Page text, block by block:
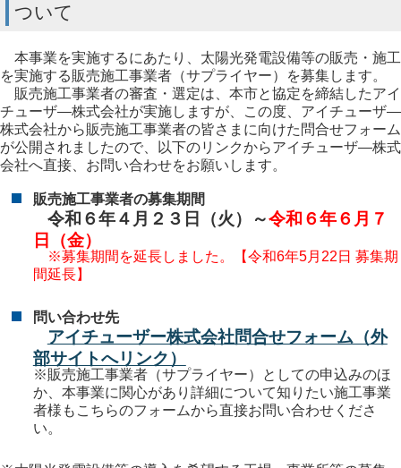
ついて
本事業を実施するにあたり、太陽光発電設備等の販売・施工
を実施する販売施工事業者（サプライヤー）を募集します。
販売施工事業者の審査・選定は、本市と協定を締結したアイ
チューザ―株式会社が実施しますが、この度、アイチューザ―
株式会社から販売施工事業者の皆さまに向けた問合せフォーム
が公開されましたので、以下のリンクからアイチューザ―株式
会社へ直接、お問い合わせをお願いします。
販売施工事業者の募集期間
令和６年４月２３日（火）～令和６年６月７
日（金）
※募集期間を延長しました。【令和6年5月22日 募集期
間延長】
問い合わせ先
アイチューザー株式会社問合せフォーム（外
部サイトへリンク）
※販売施工事業者（サプライヤー）としての申込みのほ
か、本事業に関心があり詳細について知りたい施工事業
者様もこちらのフォームから直接お問い合わせくださ
い。